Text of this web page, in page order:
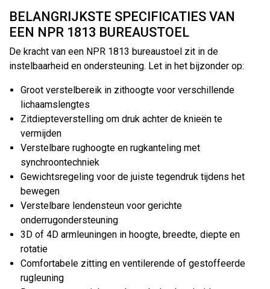
BELANGRIJKSTE SPECIFICATIES VAN
EEN NPR 1813 BUREAUSTOEL
De kracht van een NPR 1813 bureaustoel zit in de
instelbaarheid en ondersteuning. Let in het bijzonder op:
Groot verstelbereik in zithoogte voor verschillende
lichaamslengtes
Zitdiepteverstelling om druk achter de knieën te
vermijden
Verstelbare rughoogte en rugkanteling met
synchroontechniek
Gewichtsregeling voor de juiste tegendruk tijdens het
bewegen
Verstelbare lendensteun voor gerichte
onderrugondersteuning
3D of 4D armleuningen in hoogte, breedte, diepte en
rotatie
Comfortabele zitting en ventilerende of gestoffeerde
rugleuning